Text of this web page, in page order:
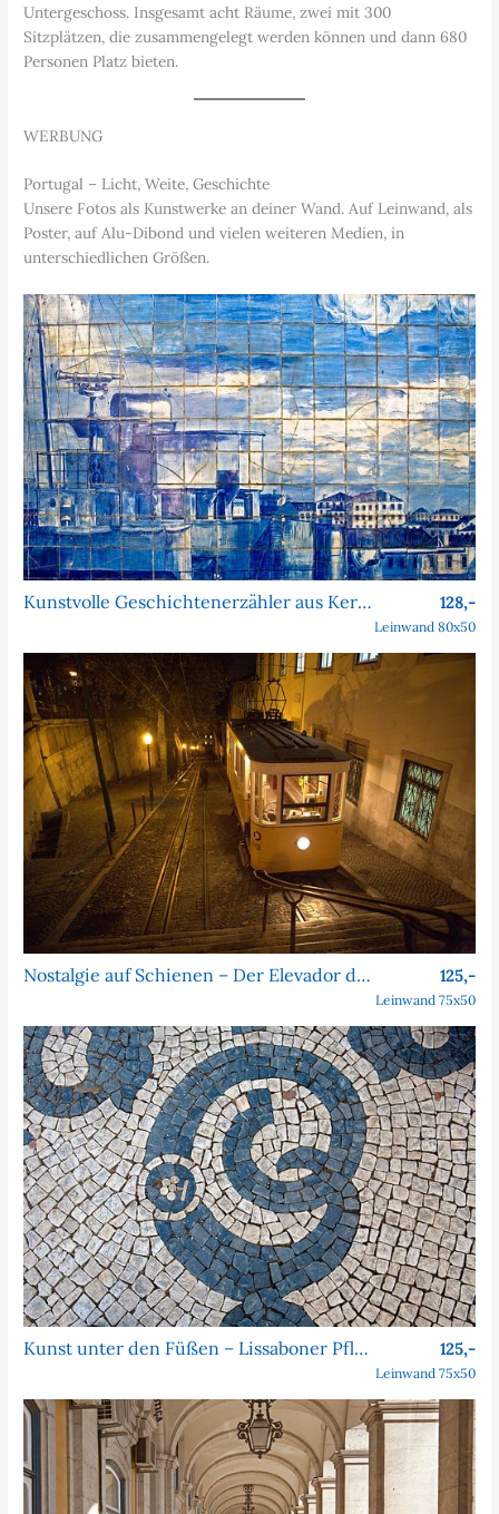
Untergeschoss. Insgesamt acht Räume, zwei mit 300
Sitzplätzen, die zusammengelegt werden können und dann 680
Personen Platz bieten.
WERBUNG
Portugal – Licht, Weite, Geschichte
Unsere Fotos als Kunstwerke an deiner Wand. Auf Leinwand, als
Poster, auf Alu-Dibond und vielen weiteren Medien, in
unterschiedlichen Größen.
Kunstvolle Geschichtenerzähler aus Keramik 128,-
Leinwand 80x50
Nostalgie auf Schienen – Der Elevador da Bica bei Nacht 125,-
Leinwand 75x50
Kunst unter den Füßen – Lissaboner Pflastersteine 125,-
Leinwand 75x50